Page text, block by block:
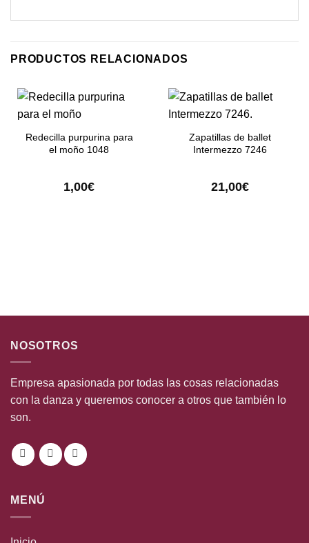
PRODUCTOS RELACIONADOS
Redecilla purpurina para
el moño 1048
1,00€
Zapatillas de ballet
Intermezzo 7246
21,00€
NOSOTROS
Empresa apasionada por todas las cosas relacionadas
con la danza y queremos conocer a otros que también lo
son.
MENÚ